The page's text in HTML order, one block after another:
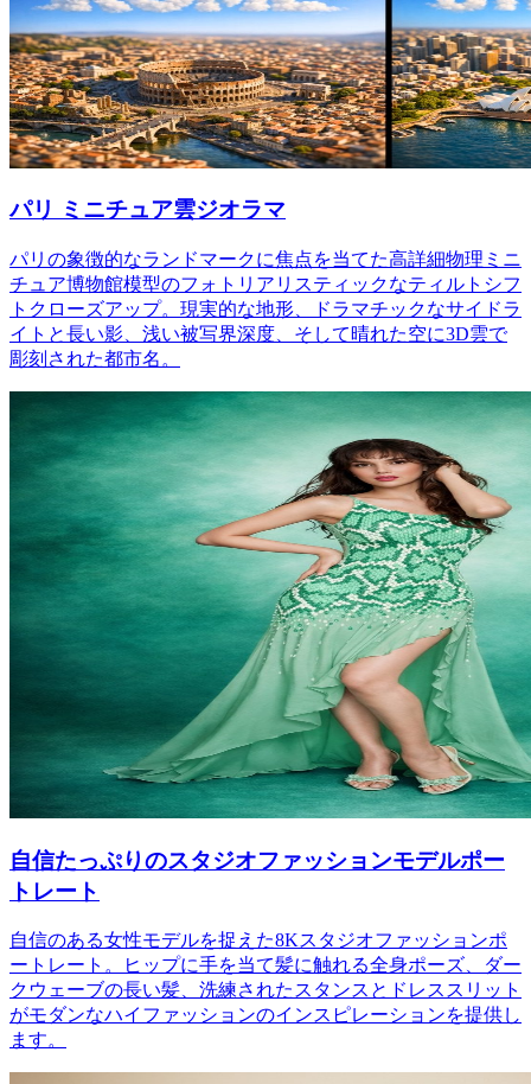
パリ ミニチュア雲ジオラマ
パリの象徴的なランドマークに焦点を当てた高詳細物理ミニ
チュア博物館模型のフォトリアリスティックなティルトシフ
トクローズアップ。現実的な地形、ドラマチックなサイドラ
イトと長い影、浅い被写界深度、そして晴れた空に3D雲で
彫刻された都市名。
自信たっぷりのスタジオファッションモデルポー
トレート
自信のある女性モデルを捉えた8Kスタジオファッションポ
ートレート。ヒップに手を当て髪に触れる全身ポーズ、ダー
クウェーブの長い髪、洗練されたスタンスとドレススリット
がモダンなハイファッションのインスピレーションを提供し
ます。